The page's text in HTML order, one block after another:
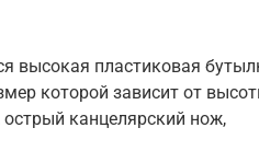
высокая пластиковая
которой зависит от
канцелярский нож,